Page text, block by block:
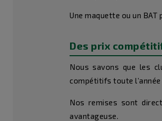
Une maquette ou un
Des prix
Nous savons que les
compétitifs toute
Nos remises sont
avantageuse.